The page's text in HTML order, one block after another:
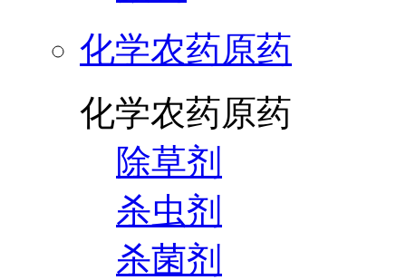
化学农药原药
化学农药原药
除草剂
杀虫剂
杀菌剂